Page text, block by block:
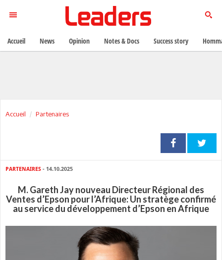
Accueil Partenaires
PARTENAIRES - 14.10.2025
M. Gareth Jay nouveau Directeur Régional des
Ventes d’Epson pour l’Afrique: Un stratège confirmé
au service du développement d’Epson en Afrique
Accueil News Opinion Notes & Docs Success story